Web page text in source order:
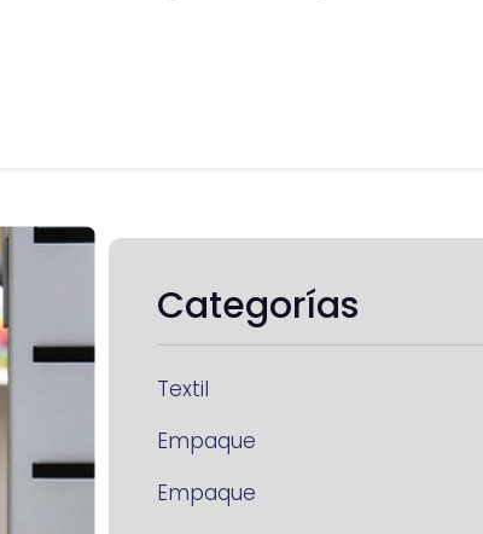
Categorías
Textil
Empaque
Empaque